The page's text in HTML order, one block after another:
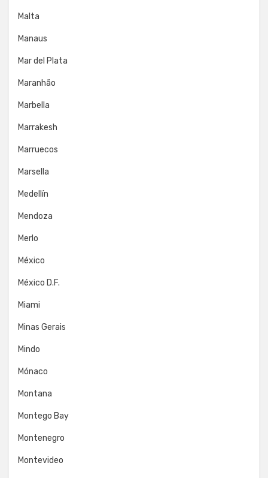
Malta
Manaus
Mar del Plata
Maranhão
Marbella
Marrakesh
Marruecos
Marsella
Medellín
Mendoza
Merlo
México
México D.F.
Miami
Minas Gerais
Mindo
Mónaco
Montana
Montego Bay
Montenegro
Montevideo